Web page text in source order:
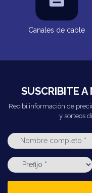
Canales de cable
SUSCRIBITE A
Recibí información de
y sorteos